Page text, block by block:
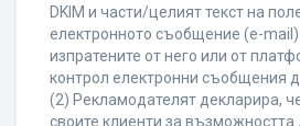
DKIM и части/целият текст на
електронното съобщение (e-mail)
изпратените от него или от
контрол електронни съобщения
(2) Рекламодателят декларира,
своите клиенти за